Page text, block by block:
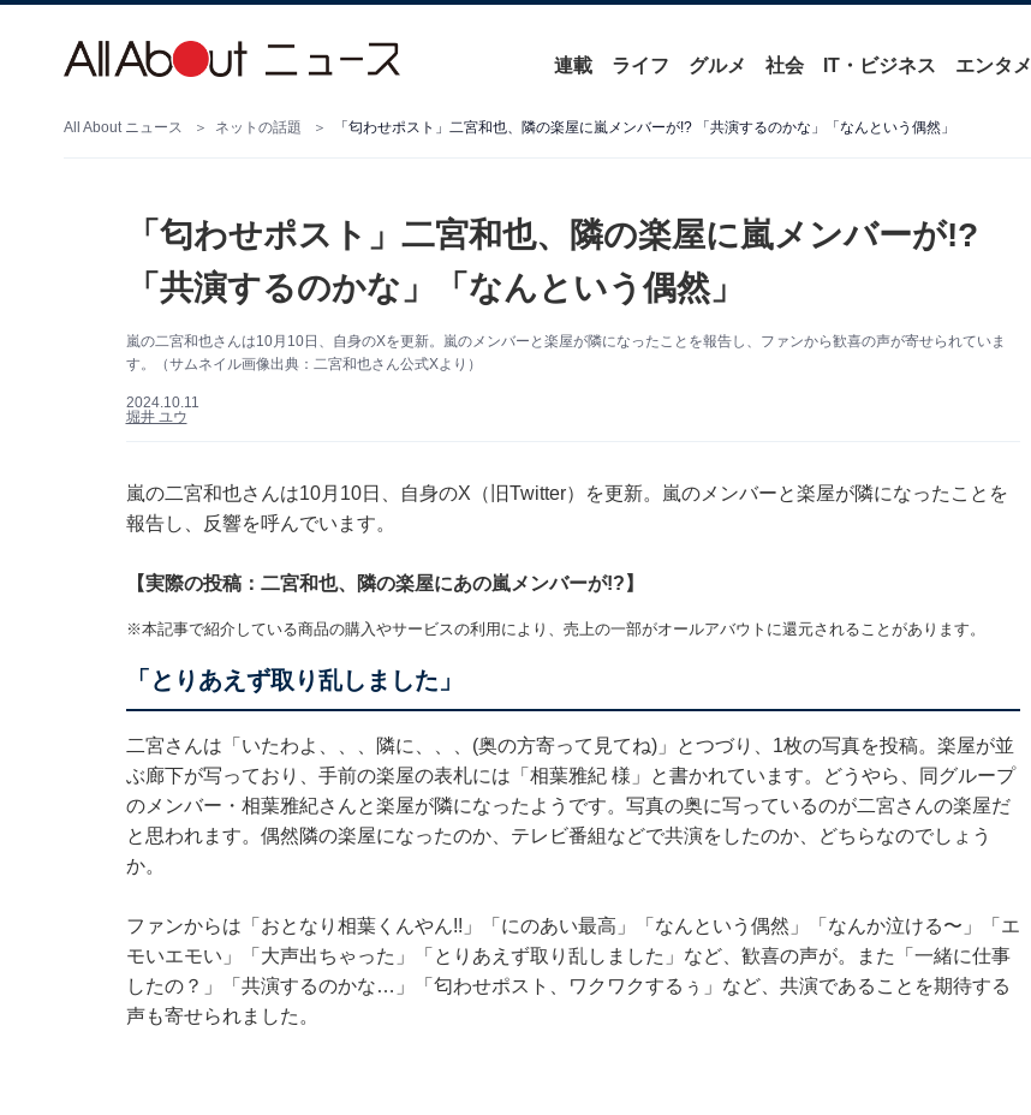
連載 ライフ グルメ 社会 IT・ビジネス エンタメ
All About ニュース ネットの話題 「匂わせポスト」二宮和也、隣の楽屋に嵐メンバーが!? 「共演するのかな」「なんという偶然」
「匂わせポスト」二宮和也、隣の楽屋に嵐メンバーが!?
「共演するのかな」「なんという偶然」
嵐の二宮和也さんは10月10日、自身のXを更新。嵐のメンバーと楽屋が隣になったことを報告し、ファンから歓喜の声が寄せられていま
す。（サムネイル画像出典：二宮和也さん公式Xより）
2024.10.11
堀井 ユウ
嵐の二宮和也さんは10月10日、自身のX（旧Twitter）を更新。嵐のメンバーと楽屋が隣になったことを
報告し、反響を呼んでいます。
【実際の投稿：二宮和也、隣の楽屋にあの嵐メンバーが!?】
※本記事で紹介している商品の購入やサービスの利用により、売上の一部がオールアバウトに還元されることがあります。
「とりあえず取り乱しました」
二宮さんは「いたわよ、、、隣に、、、(奥の方寄って見てね)」とつづり、1枚の写真を投稿。楽屋が並
ぶ廊下が写っており、手前の楽屋の表札には「相葉雅紀 様」と書かれています。どうやら、同グループ
のメンバー・相葉雅紀さんと楽屋が隣になったようです。写真の奥に写っているのが二宮さんの楽屋だ
と思われます。偶然隣の楽屋になったのか、テレビ番組などで共演をしたのか、どちらなのでしょう
か。
ファンからは「おとなり相葉くんやん!!」「にのあい最高」「なんという偶然」「なんか泣ける〜」「エ
モいエモい」「大声出ちゃった」「とりあえず取り乱しました」など、歓喜の声が。また「一緒に仕事
したの？」「共演するのかな…」「匂わせポスト、ワクワクするぅ」など、共演であることを期待する
声も寄せられました。